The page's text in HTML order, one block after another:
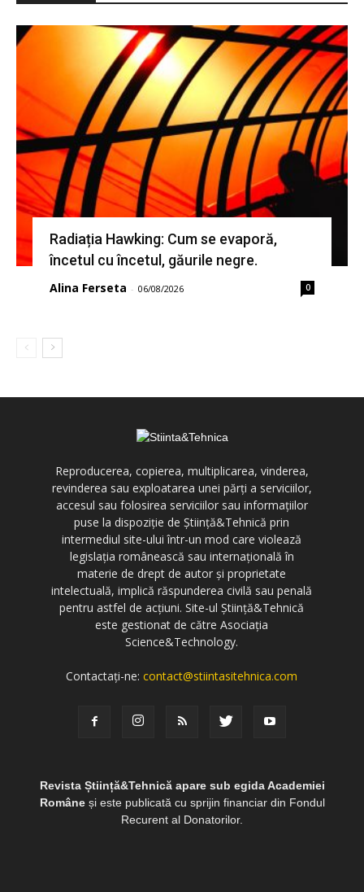
Radiația Hawking: Cum se evaporă,
încetul cu încetul, găurile negre.
Alina Ferseta - 06/08/2026 0
Reproducerea, copierea, multiplicarea, vinderea,
revinderea sau exploatarea unei părți a serviciilor,
accesul sau folosirea serviciilor sau informațiilor
puse la dispoziție de Știință&Tehnică prin
intermediul site-ului într-un mod care violează
legislația românească sau internațională în
materie de drept de autor și proprietate
intelectuală, implică răspunderea civilă sau penală
pentru astfel de acțiuni. Site-ul Știință&Tehnică
este gestionat de către Asociația
Science&Technology.
Contactați-ne:contact@stiintasitehnica.com
Revista Știință&Tehnică apare sub egida Academiei
Româneși este publicată cu sprijin financiar din Fondul
Recurent al Donatorilor.